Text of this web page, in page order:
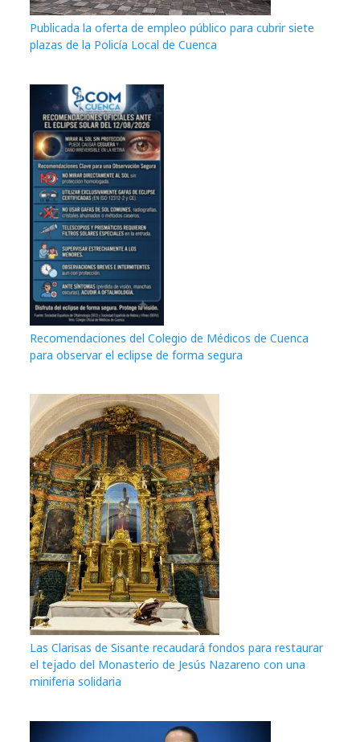
Publicada la oferta de empleo público para cubrir siete
plazas de la Policía Local de Cuenca
Recomendaciones del Colegio de Médicos de Cuenca
para observar el eclipse de forma segura
Las Clarisas de Sisante recaudará fondos para restaurar
el tejado del Monasterio de Jesús Nazareno con una
miniferia solidaria